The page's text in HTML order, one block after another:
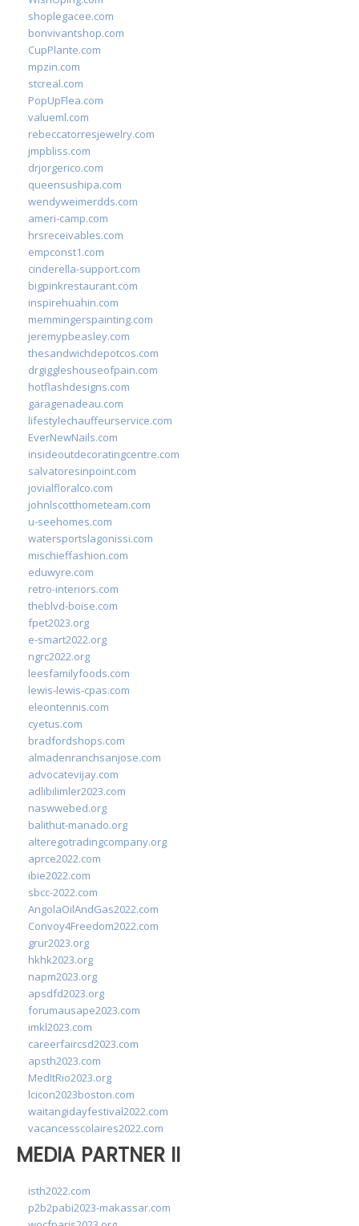
shoplegacee.com
bonvivantshop.com
CupPlante.com
mpzin.com
stcreal.com
PopUpFlea.com
valueml.com
rebeccatorresjewelry.com
jmpbliss.com
drjorgerico.com
queensushipa.com
wendyweimerdds.com
ameri-camp.com
hrsreceivables.com
empconst1.com
cinderella-support.com
bigpinkrestaurant.com
inspirehuahin.com
memmingerspainting.com
jeremypbeasley.com
thesandwichdepotcos.com
drgiggleshouseofpain.com
hotflashdesigns.com
garagenadeau.com
lifestylechauffeurservice.com
EverNewNails.com
insideoutdecoratingcentre.com
salvatoresinpoint.com
jovialfloralco.com
johnlscotthometeam.com
u-seehomes.com
watersportslagonissi.com
mischieffashion.com
eduwyre.com
retro-interiors.com
theblvd-boise.com
fpet2023.org
e-smart2022.org
ngrc2022.org
leesfamilyfoods.com
lewis-lewis-cpas.com
eleontennis.com
cyetus.com
bradfordshops.com
almadenranchsanjose.com
advocatevijay.com
adlibilimler2023.com
naswwebed.org
balithut-manado.org
alteregotradingcompany.org
aprce2022.com
ibie2022.com
sbcc-2022.com
AngolaOilAndGas2022.com
Convoy4Freedom2022.com
grur2023.org
hkhk2023.org
napm2023.org
apsdfd2023.org
forumausape2023.com
imkl2023.com
careerfaircsd2023.com
apsth2023.com
MedItRio2023.org
lcicon2023boston.com
waitangidayfestival2022.com
vacancesscolaires2022.com
MEDIA PARTNER II
isth2022.com
p2b2pabi2023-makassar.com